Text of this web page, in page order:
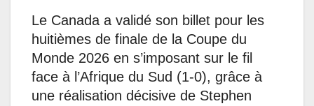
Le Canada a validé son billet pour les
huitièmes de finale de la Coupe du
Monde 2026 en s’imposant sur le fil
face à l’Afrique du Sud (1-0), grâce à
une réalisation décisive de Stephen